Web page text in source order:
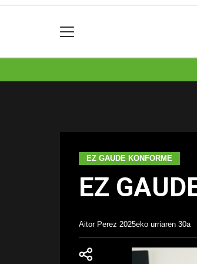
EZ GAUDE KONFORME
EZ
Aitor Perez 2025eko urriaren 30a